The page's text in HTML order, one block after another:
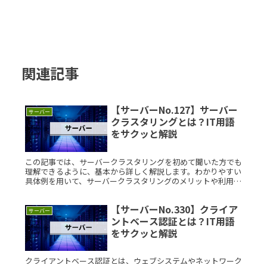
関連記事
サーバー
【サーバーNo.127】サーバー
クラスタリングとは？IT用語
をサクッと解説
この記事では、サーバークラスタリングを初めて聞いた方でも
理解できるように、基本から詳しく解説します。わかりやすい
具体例を用いて、サーバークラスタリングのメリットや利用シ
サーバー
【サーバーNo.330】クライア
ントベース認証とは？IT用語
をサクッと解説
クライアントベース認証とは、ウェブシステムやネットワーク